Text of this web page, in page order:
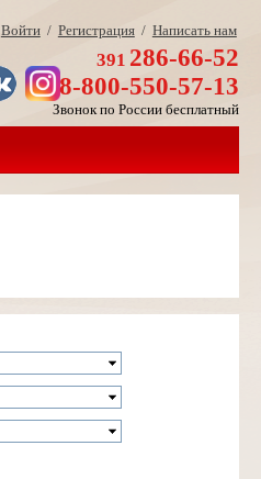
Войти/ Регистрация/ Написать нам
391 286-66-52
8-800-550-57-13
Звонок по России бесплатный